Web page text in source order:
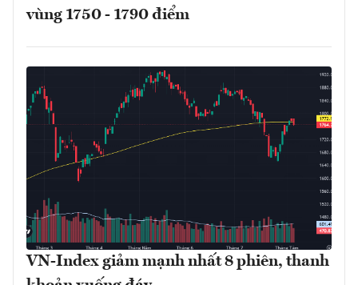
vùng 1750 - 1790 điểm
VN-Index giảm mạnh nhất 8 phiên, thanh